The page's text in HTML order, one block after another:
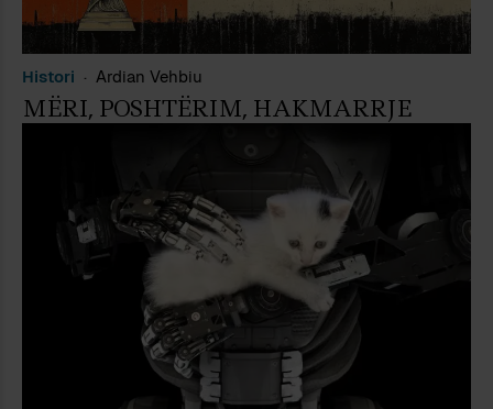
Histori Ardian Vehbiu
MËRI, POSHTËRIM, HAKMARRJE